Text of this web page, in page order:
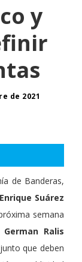
y
de 2021
de Banderas,
Suárez
semana
German Ralis
que deben